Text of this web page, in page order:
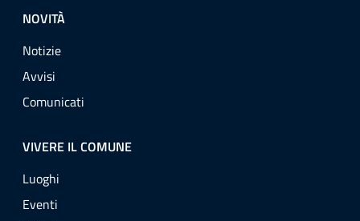
NOVITÀ
Notizie
Avvisi
Comunicati
VIVERE IL COMUNE
Luoghi
Eventi